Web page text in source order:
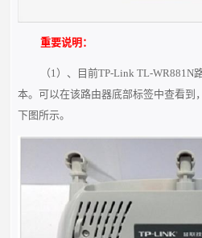
重要说明：
（1）、目前TP-Link TL-WR881N
本。可以在该路由器底部标签中查看到
下图所示。